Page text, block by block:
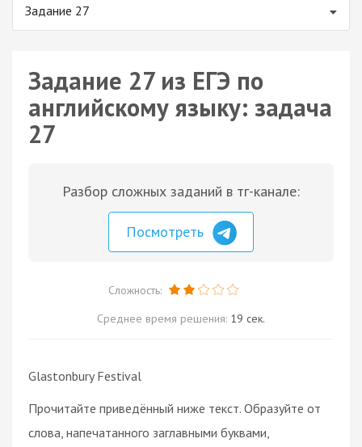
Задание 27
Задание 27 из ЕГЭ по
английскому языку: задача
27
Разбор сложных заданий в тг-канале:
Посмотреть
Сложность:
Среднее время решения: 19 сек.
Glastonbury Festival
Прочитайте приведённый ниже текст. Образуйте от
слова, напечатанного заглавными буквами,